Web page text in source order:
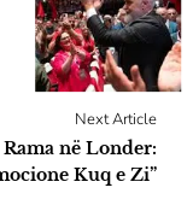
Next Article
Rama në Londer:
Kuq e Zi”